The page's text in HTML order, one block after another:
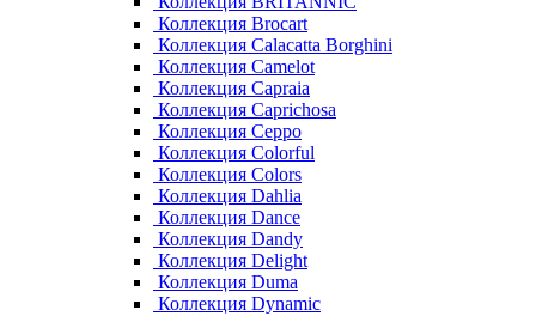
Коллекция Brocart
Коллекция Calacatta Borghini
Коллекция Camelot
Коллекция Capraia
Коллекция Caprichosa
Коллекция Ceppo
Коллекция Colorful
Коллекция Colors
Коллекция Dahlia
Коллекция Dance
Коллекция Dandy
Коллекция Delight
Коллекция Duma
Коллекция Dynamic